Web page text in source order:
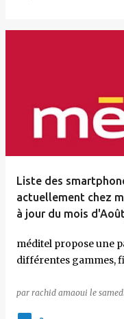
Liste des
actuellement chez
à jour du mois
méditel propose une
différentes gammes,
par rachid amaoui le